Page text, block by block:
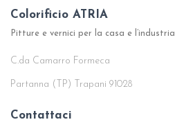
Colorificio ATRIA
Pitture e vernici per la casa e l’industria
C.da Camarro Formeca
Partanna (TP) Trapani 91028
Contattaci